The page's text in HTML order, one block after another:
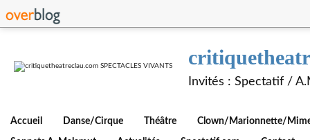
Invités : Spectatif /
Accueil Danse/Cirque Théâtre Clown/Marionnette/